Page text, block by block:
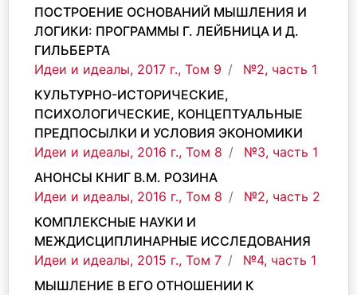
ПОСТРОЕНИЕ ОСНОВАНИЙ МЫШЛЕНИЯ И
ЛОГИКИ: ПРОГРАММЫ Г. ЛЕЙБНИЦА И Д.
ГИЛЬБЕРТА
Идеи и идеалы, 2017 г., Том 9
№2, часть 1
КУЛЬТУРНО-ИСТОРИЧЕСКИЕ,
ПСИХОЛОГИЧЕСКИЕ, КОНЦЕПТУАЛЬНЫЕ
ПРЕДПОСЫЛКИ И УСЛОВИЯ ЭКОНОМИКИ
Идеи и идеалы, 2016 г., Том 8
№3, часть 1
АНОНСЫ КНИГ В.М. РОЗИНА
Идеи и идеалы, 2016 г., Том 8
№2, часть 2
КОМПЛЕКСНЫЕ НАУКИ И
МЕЖДИСЦИПЛИНАРНЫЕ ИССЛЕДОВАНИЯ
Идеи и идеалы, 2015 г., Том 7
№4, часть 1
МЫШЛЕНИЕ В ЕГО ОТНОШЕНИИ К